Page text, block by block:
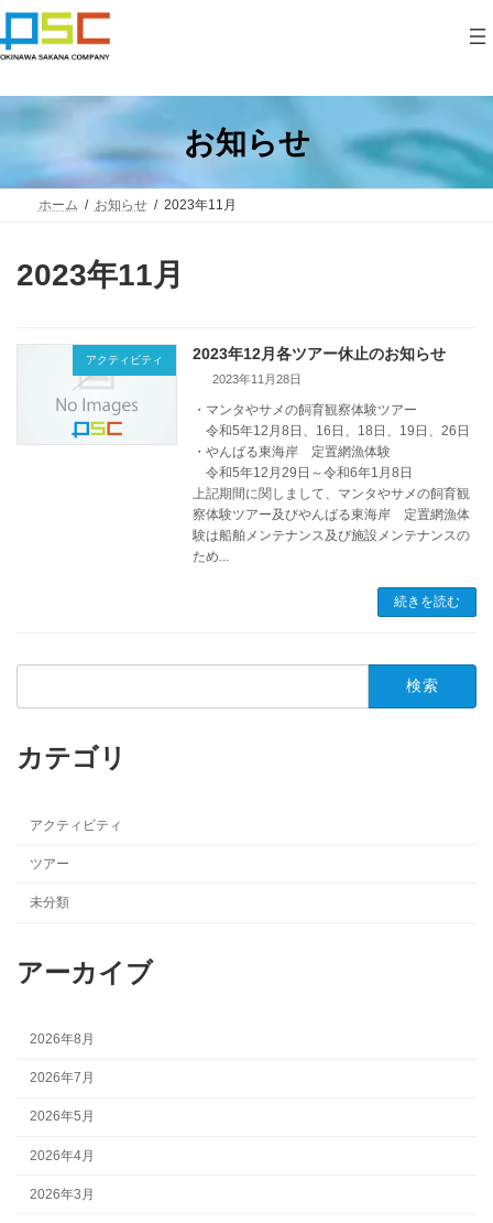
テ
プ
ゲ
動
お知らせ
ホーム お知らせ 2023年11月
2023年11月
アクティビティ 2023年12月各ツアー休止のお知らせ
2023年11月28日
・マンタやサメの飼育観察体験ツアー
令和5年12月8日、16日、18日、19日、26日
・やんばる東海岸 定置網漁体験
令和5年12月29日～令和6年1月8日
上記期間に関しまして、マンタやサメの飼育観
察体験ツアー及びやんばる東海岸 定置網漁体
験は船舶メンテナンス及び施設メンテナンスの
ため...
続きを読む
検
カテゴリ
アクティビティ
ツアー
未分類
アーカイブ
2026年8月
2026年7月
2026年5月
2026年4月
2026年3月